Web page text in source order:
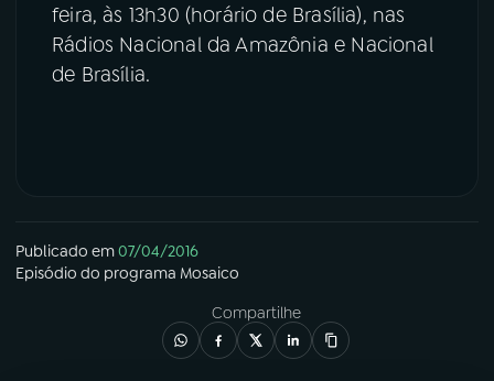
feira, às 13h30 (horário de Brasília), nas
Rádios Nacional da Amazônia e Nacional
de Brasília.
Publicado em07/04/2016
Episódio do programa Mosaico
Compartilhe